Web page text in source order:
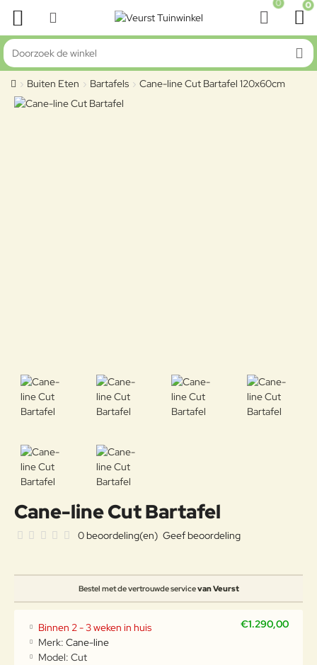
0 0
Doorzoek de winkel
home
Buiten Eten Bartafels Cane-line Cut Bartafel 120x60cm
Cane-line Cut Bartafel
Bestel met de vertrouwde servicevan Veurst
0 beoordeling(en) Geef beoordeling
€1.290,00
Binnen 2 - 3 weken in huis
Merk: Cane-line
Model: Cut